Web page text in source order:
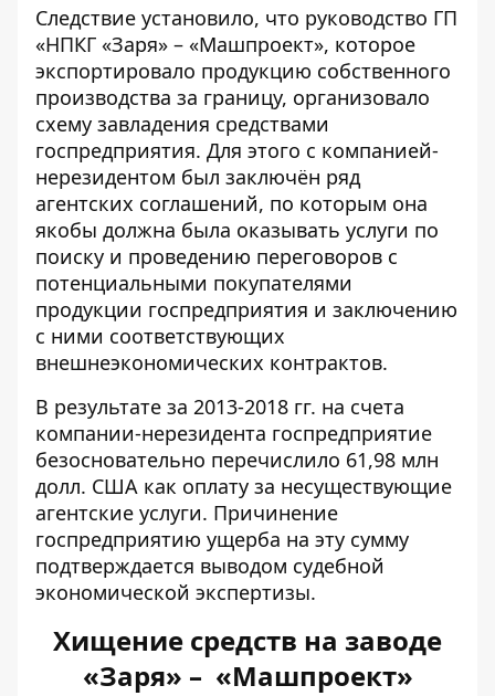
Следствие установило, что руководство ГП
«НПКГ «Заря» – «Машпроект», которое
экспортировало продукцию собственного
производства за границу, организовало
схему завладения средствами
госпредприятия. Для этого с компанией-
нерезидентом был заключён ряд
агентских соглашений, по которым она
якобы должна была оказывать услуги по
поиску и проведению переговоров с
потенциальными покупателями
продукции госпредприятия и заключению
с ними соответствующих
внешнеэкономических контрактов.
В результате за 2013-2018 гг. на счета
компании-нерезидента госпредприятие
безосновательно перечислило 61,98 млн
долл. США как оплату за несуществующие
агентские услуги. Причинение
госпредприятию ущерба на эту сумму
подтверждается выводом судебной
экономической экспертизы.
Хищение средств на заводе
«Заря» – «Машпроект»